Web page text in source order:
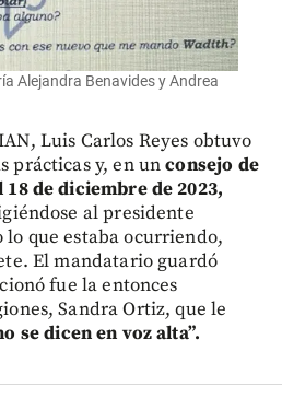
Alejandra Benavides y Andrea
Luis Carlos Reyes obtuvo
prácticas y, en unconsejo de
de diciembre de 2023,
al presidente
lo que estaba ocurriendo,
El mandatario guardó
fue la entonces
Sandra Ortiz, que le
se dicen en voz alta”.